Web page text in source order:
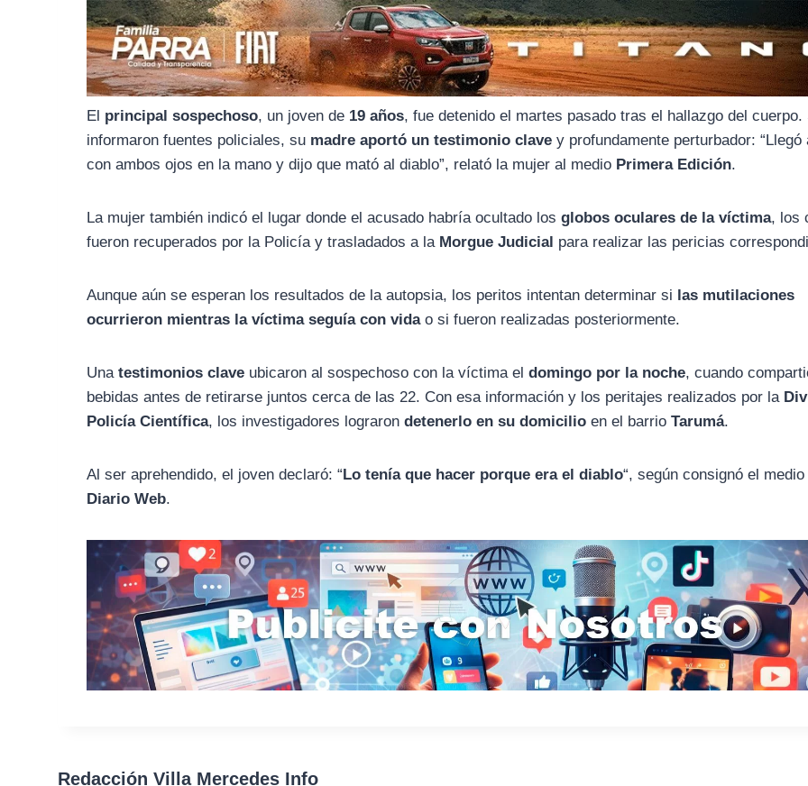
o
k
a
m
p
p
El principal sospechoso, un joven de 19 años, fue detenido el martes pasado tras el hallazgo del cuerpo.
informaron fuentes policiales, su madre aportó un testimonio clave y profundamente perturbador: “Llegó
con ambos ojos en la mano y dijo que mató al diablo”, relató la mujer al medio Primera Edición.
La mujer también indicó el lugar donde el acusado habría ocultado losglobos oculares de la víctima, los
fueron recuperados por la Policía y trasladados a la Morgue Judicial para realizar las pericias
Aunque aún se esperan los resultados de la autopsia, los peritos intentan determinar si las mutilaciones
ocurrieron mientras la víctima seguía con vidao si fueron realizadas posteriormente.
Unatestimonios clave ubicaron al sospechoso con la víctima eldomingo por la noche, cuando
bebidas antes de retirarse juntos cerca de las 22. Con esa información y los peritajes realizados por la
Policía Científica, los investigadores lograrondetenerlo en su domicilio en el barrioTarumá.
Al ser aprehendido, el joven declaró: “Lo tenía que hacer porque era el diablo“, según consignó el
Diario Web.
Redacción Villa Mercedes Info